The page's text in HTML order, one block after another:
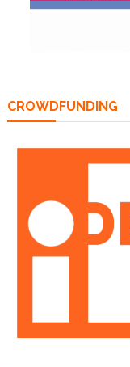
CROWDFUNDING